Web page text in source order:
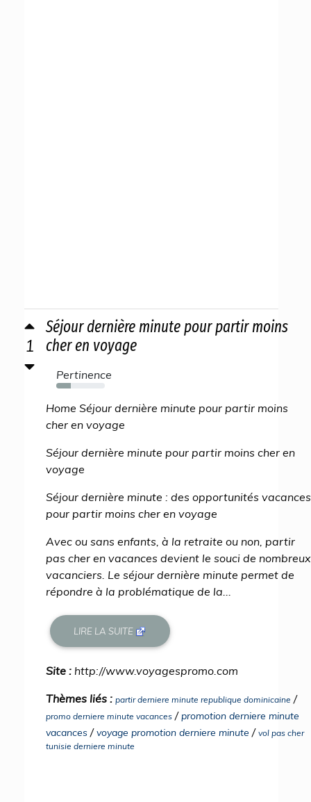
1
Séjour dernière minute pour partir moins
cher en voyage
Pertinence
30%
Home Séjour dernière minute pour partir moins
cher en voyage
Séjour dernière minute pour partir moins cher en
voyage
Séjour dernière minute : des opportunités vacances
pour partir moins cher en voyage
Avec ou sans enfants, à la retraite ou non, partir
pas cher en vacances devient le souci de nombreux
vacanciers. Le séjour dernière minute permet de
répondre à la problématique de la...
LIRE LA SUITE
Site : http://www.voyagespromo.com
Thèmes liés : partir derniere minute republique dominicaine /
promo derniere minute vacances /promotion derniere minute
vacances /voyage promotion derniere minute / vol pas cher
tunisie derniere minute